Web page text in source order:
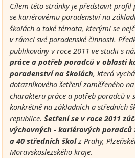
Cílem této stránky je představit profil
se kariérovému poradenství na
školách a také témata, kterými se
v rámci své poradenské činnosti.
publikovány v roce 2011 ve studii s
práce a potřeb poradců v oblasti
poradenství na školách, která
dotazníkového šetření zaměřeného
charakteru práce a potřeb poradců v
konkrétně na základních a středních
republice.Šetření se v roce 2011
výchovných - kariérových poradců
a 40 středních školz Prahy,
Moravskoslezského kraje.